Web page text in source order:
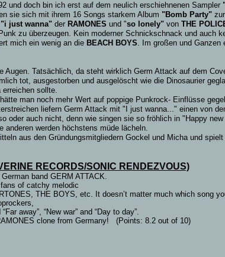
und doch bin ich erst auf dem neulich erschiehnenen Sampler
sie sich mit ihrem 16 Songs starkem Album "Bomb Party"
"i just wanna" der RAMONES und "so lonely" von THE
zu überzeugen. Kein moderner Schnickschnack und
mich ein wenig an die BEACH BOYS. Im großen und
Augen. Tatsächlich, da steht wirklich Germ Attack auf dem
tot, ausgestorben und ausgelöscht wie die Dinosaurier
sollte.
man noch mehr Wert auf poppige Punkrock- Einflüsse
liefern Germ Attack mit "I just wanna..." einen von
oder auch nicht, denn wie singen sie so fröhlich in "Happy
anderen werden höchstens müde lächeln.
aus den Gründungsmitgliedern Gockel und Micha und
RECORDS/SONIC RENDEZVOUS)
band GERM ATTACK.
of catchy melodic
THE BOYS, etc. It doesn’t matter much which song
away”, “New war” and “Day to day”.
clone from Germany!
(Points: 8.2 out of 10)